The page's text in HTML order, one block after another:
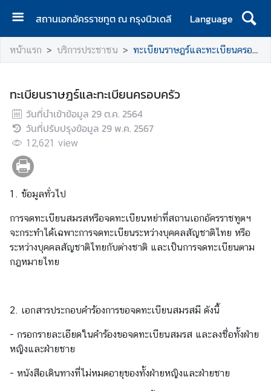
สถานเอกอัครราชทูต ณ กรุงนิวเดลี
Language
ห
น้
ร
ก
ย
กั
ส
ถ
า
น
ก
ค
ร
ร
หน้าแรก บริการประชาชน ทะเบียนราษฎร์และทะเบียนครอบครัว
ทะเบียนราษฎร์และทะเบียนครอบครัว
วันที่นำเข้าข้อมูล 29 ต.ค. 2564
วันที่ปรับปรุงข้อมูล 29 พ.ค. 2567
12,621 view
1. ข้อมูลทั่วไป
การจดทะเบียนสมรสหรือจดทะเบียนหย่าที่สถานเอกอัครราชทูตฯ
จะกระทำได้เฉพาะการจดทะเบียนระหว่างบุคคลสัญชาติไทย หรือ
ระหว่างบุคคลสัญชาติไทยกับต่างชาติ และเป็นการจดทะเบียนตาม
กฎหมายไทย
2. เอกสารประกอบคำร้องการขอจดทะเบียนสมรสมี ดังนี้
- กรอกรายละเอียดในคำร้องขอจดทะเบียนสมรส และลงชื่อทั้งฝ่าย
หญิงและฝ่ายชาย
- หนังสือเดินทางที่ไม่หมดอายุของทั้งฝ่ายหญิงและฝ่ายชาย